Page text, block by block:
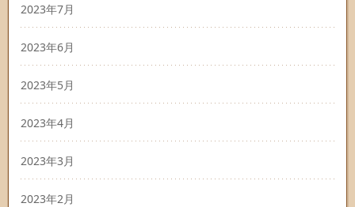
2023年7月
2023年6月
2023年5月
2023年4月
2023年3月
2023年2月